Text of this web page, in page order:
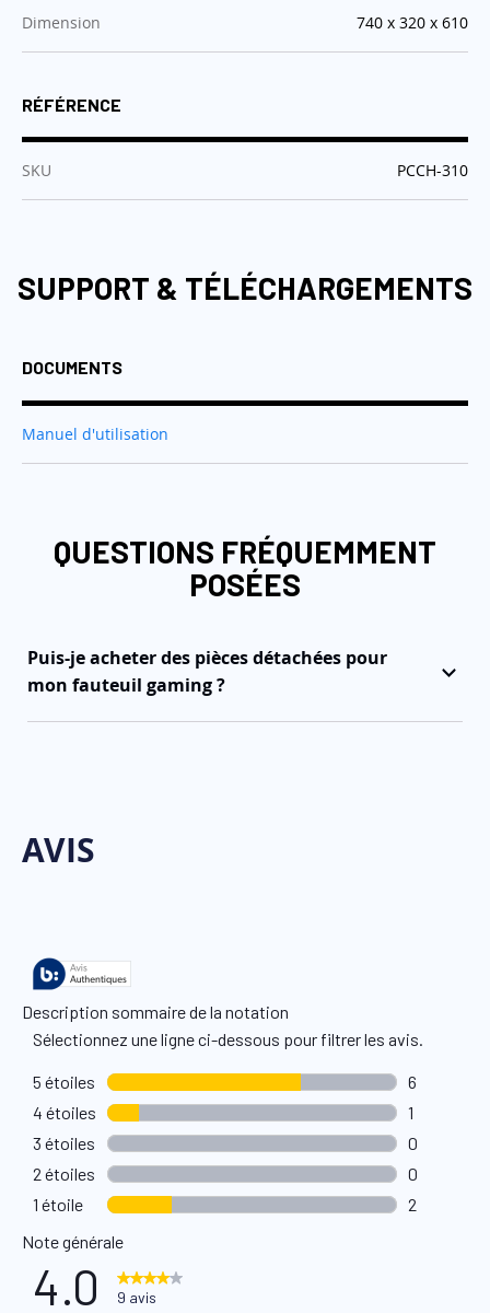
Dimension :740 x 320 x 610
RÉFÉRENCE
SKU :PCCH-310
SUPPORT & TÉLÉCHARGEMENTS
DOCUMENTS
Manuel d'utilisation
QUESTIONS FRÉQUEMMENT
POSÉES
Puis-je acheter des pièces détachées pour
mon fauteuil gaming ?